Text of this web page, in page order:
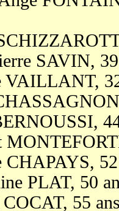
SAVIN,
VAILLANT,
CHAPAYS,
PLAT, 50
55